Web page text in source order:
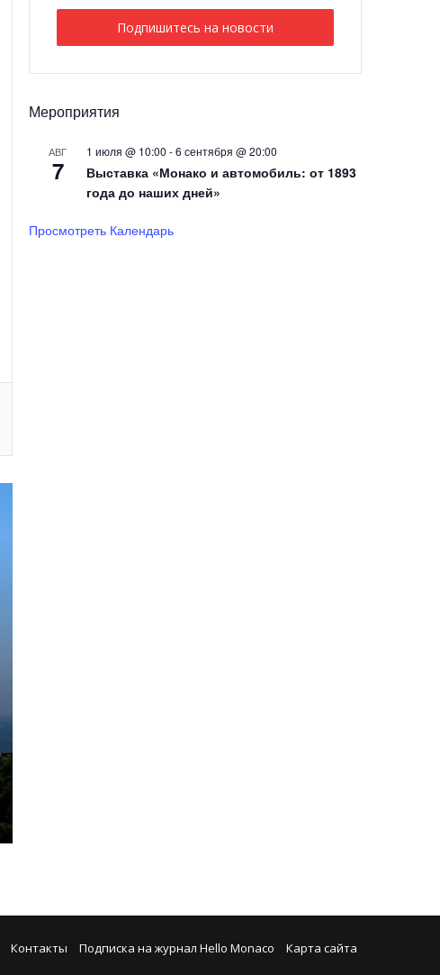
адрес
Мероприятия
АВГ
7
1 июля @ 10:00 -6 сентября @ 20:00
Выставка «Монако и автомобиль: от 1893
года до наших дней»
Просмотреть Календарь
Контакты Подписка на журнал Hello Monaco Карта сайта